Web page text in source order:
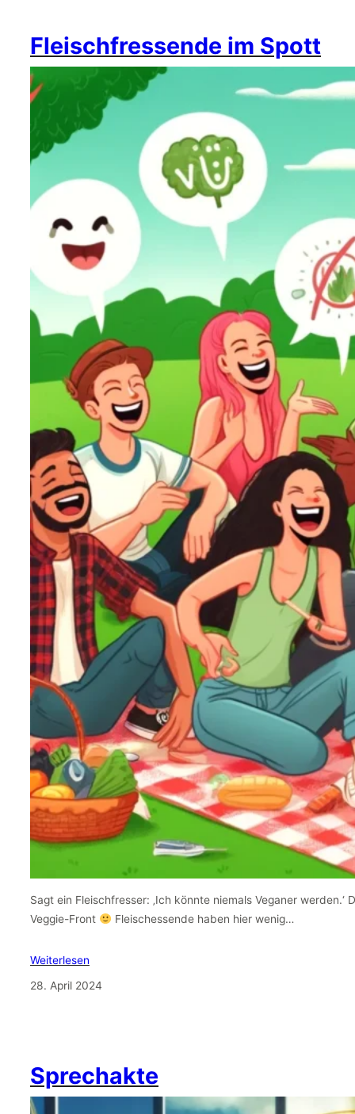
Fleischfressende im Spott
Sagt ein Fleischfresser: ‚Ich könnte niemals Veganer
Veggie-Front
Fleischessende haben hier wenig…
Weiterlesen
28. April 2024
Sprechakte